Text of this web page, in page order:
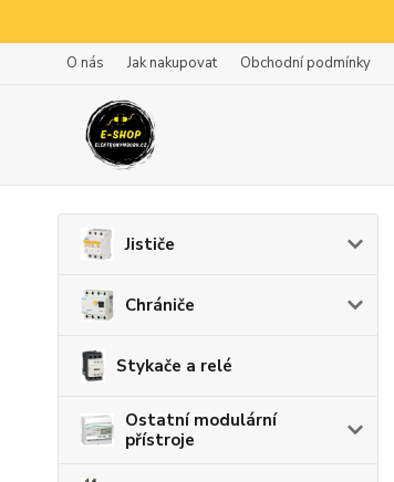
O nás Jak nakupovat Obchodní podmínky
Jističe
Chrániče
Stykače a relé
Ostatní modulární
přístroje